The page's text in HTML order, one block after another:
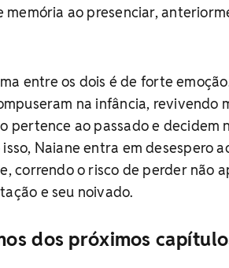
ao presenciar,
entre os dois é de forte
na infância, revivendo
pertence ao passado e decidem
Naiane entra em desespero
correndo o risco de perder não
e seu noivado.
dos próximos